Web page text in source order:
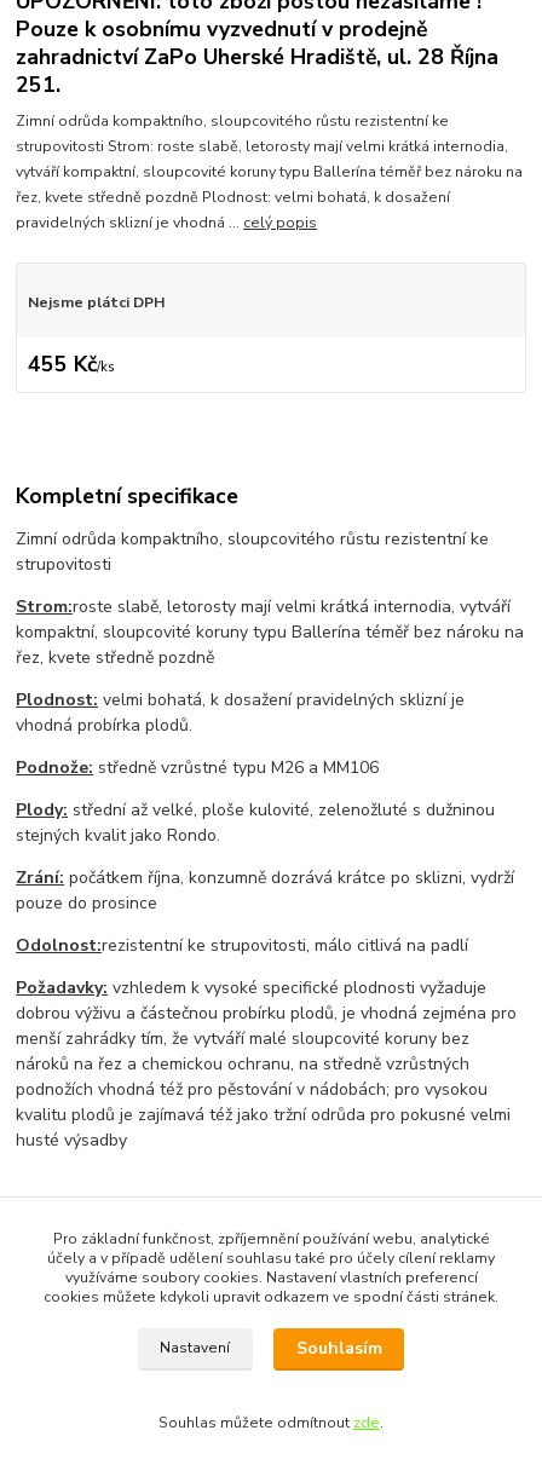
Pouze k osobnímu vyzvednutí v prodejně
zahradnictví ZaPo Uherské Hradiště, ul. 28 Října
251.
Zimní odrůda kompaktního, sloupcovitého růstu rezistentní ke
strupovitosti Strom: roste slabě, letorosty mají velmi krátká internodia,
vytváří kompaktní, sloupcovité koruny typu Ballerína téměř bez nároku na
řez, kvete středně pozdně Plodnost: velmi bohatá, k dosažení
pravidelných sklizní je vhodná ... celý popis
Nejsme plátci DPH
455 Kč/ks
Kompletní specifikace
Zimní odrůda kompaktního, sloupcovitého růstu rezistentní ke
strupovitosti
Strom:roste slabě, letorosty mají velmi krátká internodia, vytváří
kompaktní, sloupcovité koruny typu Ballerína téměř bez nároku na
řez, kvete středně pozdně
Plodnost: velmi bohatá, k dosažení pravidelných sklizní je
vhodná probírka plodů.
Podnože: středně vzrůstné typu M26 a MM106
Plody: střední až velké, ploše kulovité, zelenožluté s dužninou
stejných kvalit jako Rondo.
Zrání: počátkem října, konzumně dozrává krátce po sklizni, vydrží
pouze do prosince
Odolnost:rezistentní ke strupovitosti, málo citlivá na padlí
Požadavky: vzhledem k vysoké specifické plodnosti vyžaduje
dobrou výživu a částečnou probírku plodů, je vhodná zejména pro
menší zahrádky tím, že vytváří malé sloupcovité koruny bez
nároků na řez a chemickou ochranu, na středně vzrůstných
podnožích vhodná též pro pěstování v nádobách; pro vysokou
kvalitu plodů je zajímavá též jako tržní odrůda pro pokusné velmi
husté výsadby
Zboží zařazeno v kategoriích
Jabloně
Sloupcovité odrůdy
Pro základní funkčnost, zpříjemnění používání webu, analytické
účely a v případě udělení souhlasu také pro účely cílení reklamy
využíváme soubory cookies. Nastavení vlastních preferencí
cookies můžete kdykoli upravit odkazem ve spodní části stránek.
Nastavení Souhlasím
Souhlas můžete odmítnout zde.